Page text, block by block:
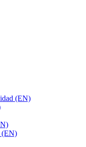
(EN)
(EN)